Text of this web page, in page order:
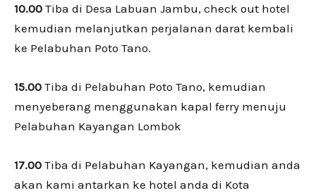
10.00 Tiba di Desa Labuan Jambu, check out hotel
kemudian melanjutkan perjalanan darat kembali
ke Pelabuhan Poto Tano.
15.00 Tiba di Pelabuhan Poto Tano, kemudian
menyeberang menggunakan kapal ferry menuju
Pelabuhan Kayangan Lombok
17.00 Tiba di Pelabuhan Kayangan, kemudian anda
akan kami antarkan ke hotel anda di Kota